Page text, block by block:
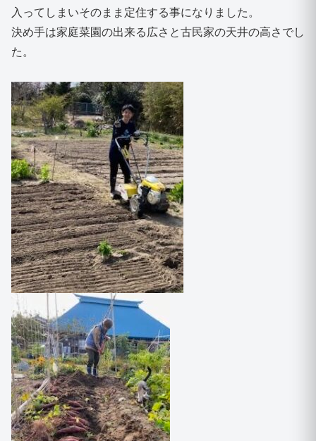
入ってしまいそのまま定住する事になりました。
決め手は家庭菜園の出来る広さと古民家の天井の高さでし
た。